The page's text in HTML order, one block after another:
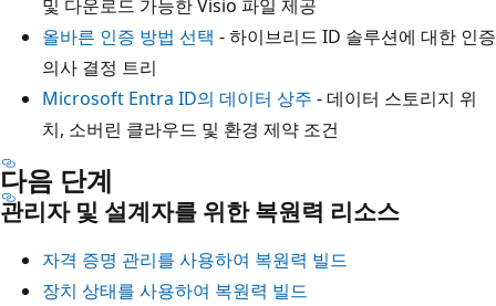
및 다운로드 가능한 Visio 파일 제공
올바른 인증 방법 선택 - 하이브리드 ID 솔루션에 대한 인증
의사 결정 트리
Microsoft Entra ID의 데이터 상주 - 데이터 스토리지 위
치, 소버린 클라우드 및 환경 제약 조건
다음 단계
관리자 및 설계자를 위한 복원력 리소스
자격 증명 관리를 사용하여 복원력 빌드
장치 상태를 사용하여 복원력 빌드